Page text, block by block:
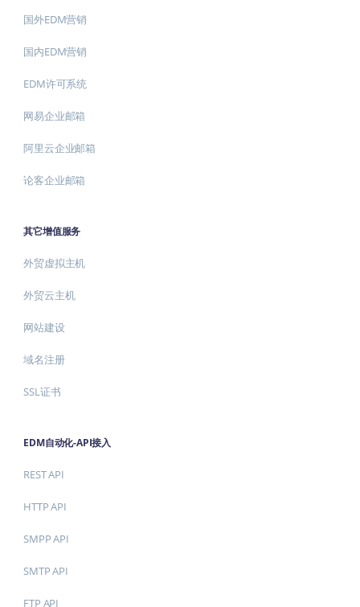
国外EDM营销
国内EDM营销
EDM许可系统
网易企业邮箱
阿里云企业邮箱
论客企业邮箱
其它增值服务
外贸虚拟主机
外贸云主机
网站建设
域名注册
SSL证书
EDM自动化-API接入
REST API
HTTP API
SMPP API
SMTP API
FTP API